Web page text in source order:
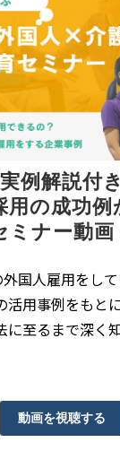
実例解説付き
用の成功例
ミナー動画
国人雇用をし
活用事例をもと
に至るまで深く
動画を視聴する